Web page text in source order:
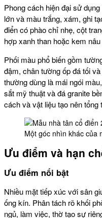
Phong cách hiện đại sử
lớn và màu trắng, xám, ghi
điển có phào chỉ nhẹ, cột
hợp xanh than hoặc kem
Phối màu phổ biến gồm
đậm, chân tường ốp đá tối
thường dùng là mái ngói
sắt mỹ thuật và đá granite
cách và vật liệu tạo nên
Một góc nhìn khác của
Ưu điểm và hạn
Ưu điểm nổi bật
Nhiều mặt tiếp xúc với sân
ống kín. Phân tách rõ khối
ngủ, làm việc, thờ tạo sự